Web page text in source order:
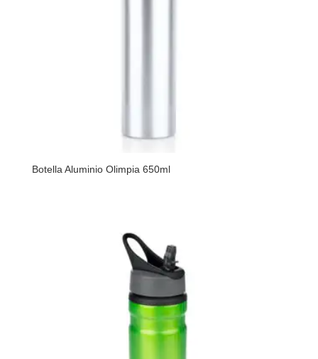
Botella Aluminio Olimpia 650ml